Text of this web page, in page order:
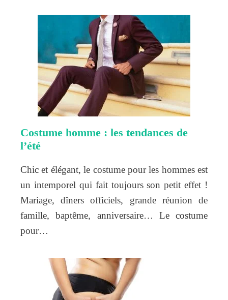
Costume homme : les tendances de
l’été
Chic et élégant, le costume pour les hommes est
un intemporel qui fait toujours son petit effet !
Mariage, dîners officiels, grande réunion de
famille, baptême, anniversaire… Le costume
pour…